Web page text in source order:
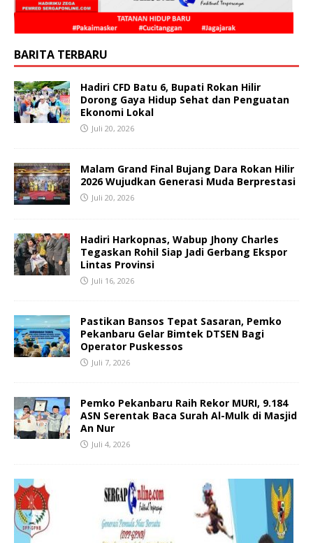
BARITA TERBARU
Hadiri CFD Batu 6, Bupati Rokan Hilir
Dorong Gaya Hidup Sehat dan Penguatan
Ekonomi Lokal
Juli 20, 2026
Malam Grand Final Bujang Dara Rokan Hilir
2026 Wujudkan Generasi Muda Berprestasi
Juli 20, 2026
Hadiri Harkopnas, Wabup Jhony Charles
Tegaskan Rohil Siap Jadi Gerbang Ekspor
Lintas Provinsi
Juli 16, 2026
Pastikan Bansos Tepat Sasaran, Pemko
Pekanbaru Gelar Bimtek DTSEN Bagi
Operator Puskessos
Juli 7, 2026
Pemko Pekanbaru Raih Rekor MURI, 9.184
ASN Serentak Baca Surah Al-Mulk di Masjid
An Nur
Juli 4, 2026